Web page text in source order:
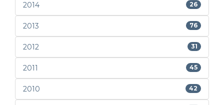
2014 26
2013 76
2012 31
2011 45
2010 42